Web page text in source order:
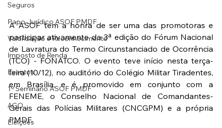
Seguros
Papo Jurídico ASOF PMDF
Valorização e Reconhecimento
Imposto de Renda
Eventos
1º Seminário ASOF PMDF
AGO
Eleições
A ASOF tem a honra de ser uma das promotoras e
participar ativamente da 3ª edição do Fórum Nacional
de Lavratura do Termo Circunstanciado de Ocorrência
(TCO) - FONATCO. O evento teve início nesta terça-
feira (10/12), no auditório do Colégio Militar Tiradentes,
em Brasília, e é promovido em conjunto com a
FENEME, o Conselho Nacional de Comandantes-
Gerais das Polícias Militares (CNCGPM) e a própria
PMDF.